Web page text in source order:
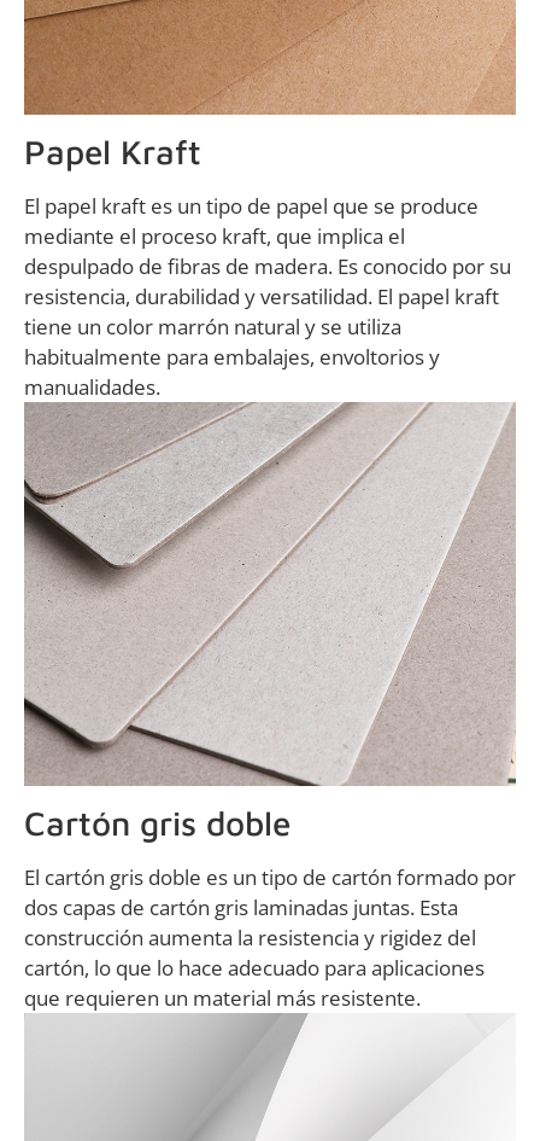
Papel Kraft
El papel kraft es un tipo de papel que se produce
mediante el proceso kraft, que implica el
despulpado de fibras de madera. Es conocido por su
resistencia, durabilidad y versatilidad. El papel kraft
tiene un color marrón natural y se utiliza
habitualmente para embalajes, envoltorios y
manualidades.
Cartón gris doble
El cartón gris doble es un tipo de cartón formado por
dos capas de cartón gris laminadas juntas. Esta
construcción aumenta la resistencia y rigidez del
cartón, lo que lo hace adecuado para aplicaciones
que requieren un material más resistente.